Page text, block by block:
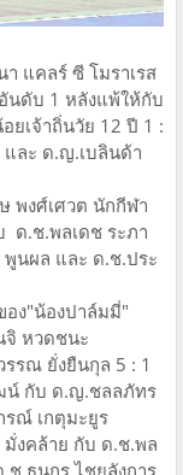
แคลร์ ซี โมราเรส
นดับ 1 หลังแพ้ให้กับ
เจ้าถิ่นวัย 12 ปี 1 :
ละ ด.ญ.เบลินด้า
พงศ์เศวต นักกีฬา
ด.ช.พลเดช ระภา
นผล และ ด.ช.ประ
ง"น้องปาล์มมี่"
หวดชนะ
รณ ยั่งยืนกุล 5 : 1
น์ กับ ด.ญ.ชลลภัทร
ณ์ เกตุมะยูร
งคล้าย กับ ด.ช.พล